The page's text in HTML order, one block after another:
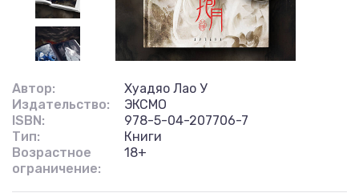
Автор:
Хуадяо Лао У
Издательство:
ЭКСМО
ISBN:
978-5-04-207706-7
Тип:
Книги
Возрастное
ограничение:
18+